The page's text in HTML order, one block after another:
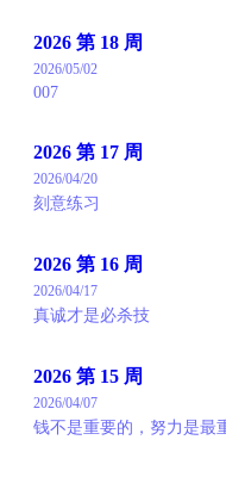
2026 第 18 周
2026/05/02
007
2026 第 17 周
2026/04/20
刻意练习
2026 第 16 周
2026/04/17
真诚才是必杀技
2026 第 15 周
2026/04/07
钱不是重要的，努力是最